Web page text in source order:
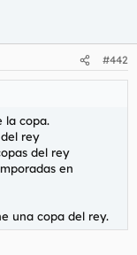
#442
la copa.
rey
del rey
en
una copa del rey.